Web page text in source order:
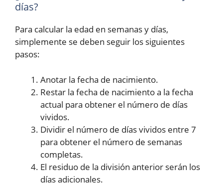
días?
Para calcular la edad en semanas y días,
simplemente se deben seguir los siguientes
pasos:
Anotar la fecha de nacimiento.
Restar la fecha de nacimiento a la fecha
actual para obtener el número de días
vividos.
Dividir el número de días vividos entre 7
para obtener el número de semanas
completas.
El residuo de la división anterior serán los
días adicionales.